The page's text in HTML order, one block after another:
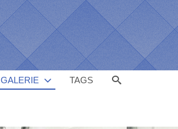
GALERIE TAGS